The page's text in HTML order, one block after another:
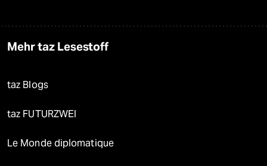
Mehr taz Lesestoff
taz Blogs
taz FUTURZWEI
Le Monde diplomatique